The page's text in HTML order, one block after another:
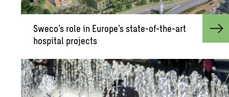
Sweco’s role in Eu­rope’s state-of-the-art
hos­pi­tal pro­jects